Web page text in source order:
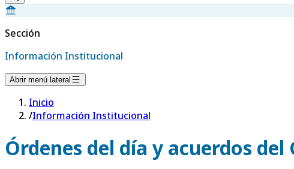
Sección
Información Institucional
Abrir menú lateral
Inicio
/Información Institucional
Órdenes del día y acuerdos